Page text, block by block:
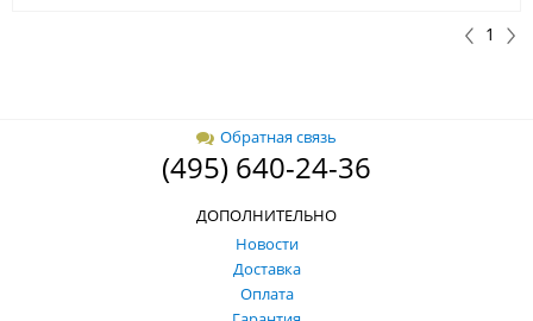
1
Обратная связь
(495) 640-24-36
ДОПОЛНИТЕЛЬНО
Новости
Доставка
Оплата